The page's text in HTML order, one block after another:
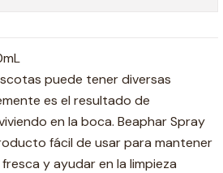
puede tener diversas
es el resultado de
en la boca. Beaphar Spray
fácil de usar para mantener
y ayudar en la limpieza